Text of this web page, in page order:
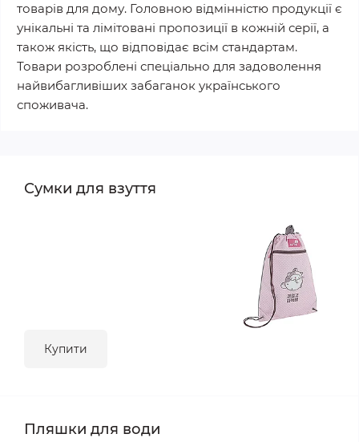
товарів для дому. Головною відмінністю продукції є
унікальні та лімітовані пропозиції в кожній серії, а
також якість, що відповідає всім стандартам.
Товари розроблені спеціально для задоволення
найвибагливіших забаганок українського
споживача.
Сумки для взуття
Купити
Пляшки для води